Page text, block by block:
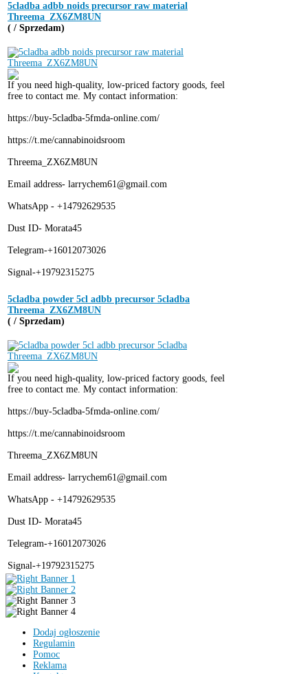
5cladba adbb noids precursor raw material
Threema_ZX6ZM8UN
( / Sprzedam)
If you need high-quality, low-priced factory goods, feel
free to contact me. My contact information:
https://buy-5cladba-5fmda-online.com/
https://t.me/cannabinoidsroom
Threema_ZX6ZM8UN
Email address- larrychem61@gmail.com
WhatsApp - +14792629535
Dust ID- Morata45
Telegram-+16012073026
Signal-+19792315275
5cladba powder 5cl adbb precursor 5cladba
Threema_ZX6ZM8UN
( / Sprzedam)
If you need high-quality, low-priced factory goods, feel
free to contact me. My contact information:
https://buy-5cladba-5fmda-online.com/
https://t.me/cannabinoidsroom
Threema_ZX6ZM8UN
Email address- larrychem61@gmail.com
WhatsApp - +14792629535
Dust ID- Morata45
Telegram-+16012073026
Signal-+19792315275
Dodaj ogłoszenie
Regulamin
Pomoc
Reklama